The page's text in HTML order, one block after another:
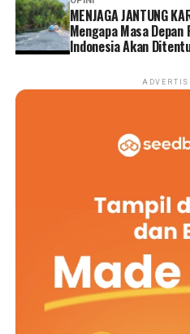
MENJAGA JANTUNG
Mengapa Masa
Indonesia Akan